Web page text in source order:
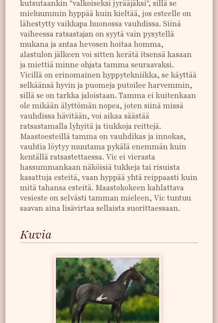
kutsutaankin "valkoiseksi jyrääjäksi", sillä se
mieluummin hyppää kuin kieltää, jos esteelle on
lähestytty vaikkapa huonossa vauhdissa. Siinä
vaiheessa ratsastajan on syytä vain pysytellä
mukana ja antaa hevosen hoitaa homma,
alastulon jälkeen voi sitten kerätä itsensä kasaan
ja miettiä minne ohjata tamma seuraavaksi.
Vicillä on erinomainen hyppytekniikka, se käyttää
selkäänsä hyvin ja puomeja putoilee harvemmin,
sillä se on tarkka jaloistaan. Tamma ei kuitenkaan
ole mikään älyttömän nopea, joten siinä missä
vauhdissa hävitään, voi aikaa säästää
ratsastamalla lyhyitä ja tiukkoja reittejä.
Maastoesteillä tamma on vauhdikas ja innokas,
vauhtia löytyy muutama pykälä enemmän kuin
kentällä ratsastettaessa. Vic ei vierasta
hassummankaan näköisiä tukkeja tai risuista
kasattuja esteitä, vaan hyppää yhtä reippaasti kuin
mitä tahansa esteitä. Maastokokeen kahlattava
vesieste on selvästi tamman mieleen, Vic tuntuu
saavan aina lisävirtaa sellaista suorittaessaan.
Kuvia